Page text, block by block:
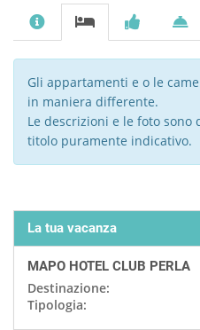
Gli appartamenti e o le
in maniera differente.
Le descrizioni e le foto
titolo puramente indicativo.
La tua vacanza
MAPO HOTEL CLUB PERLA
Destinazione:
Tipologia: